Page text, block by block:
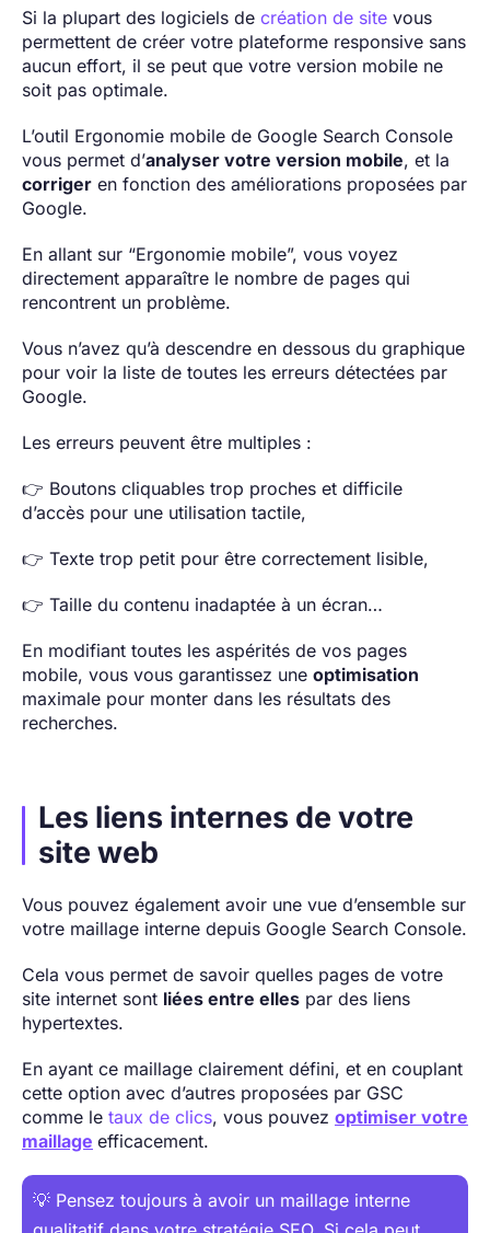
Si la plupart des logiciels de création de site vous
permettent de créer votre plateforme responsive sans
aucun effort, il se peut que votre version mobile ne
soit pas optimale.
L’outil Ergonomie mobile de Google Search Console
vous permet d’analyser votre version mobile, et la
corriger en fonction des améliorations proposées par
Google.
En allant sur “Ergonomie mobile”, vous voyez
directement apparaître le nombre de pages qui
rencontrent un problème.
Vous n’avez qu’à descendre en dessous du graphique
pour voir la liste de toutes les erreurs détectées par
Google.
Les erreurs peuvent être multiples :
👉 Boutons cliquables trop proches et difficile
d’accès pour une utilisation tactile,
👉 Texte trop petit pour être correctement lisible,
👉 Taille du contenu inadaptée à un écran…
En modifiant toutes les aspérités de vos pages
mobile, vous vous garantissez une optimisation
maximale pour monter dans les résultats des
recherches.
Les liens internes de votre
site web
Vous pouvez également avoir une vue d’ensemble sur
votre maillage interne depuis Google Search Console.
Cela vous permet de savoir quelles pages de votre
site internet sont liées entre elles par des liens
hypertextes.
En ayant ce maillage clairement défini, et en couplant
cette option avec d’autres proposées par GSC
comme le taux de clics, vous pouvez optimiser votre
maillage efficacement.
💡 Pensez toujours à avoir un maillage interne